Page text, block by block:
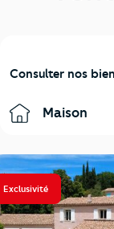
Consulter nos
Maison
Exclusivité